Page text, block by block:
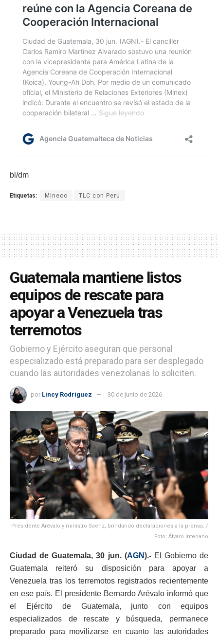
bl/dm
Etiquetas: Mineco TLC con Perú
Guatemala mantiene listos
equipos de rescate para
apoyar a Venezuela tras
terremotos
Gobierno y Ejército aseguran que personal
especializado está preparado para ser desplegado
cuando las autoridades venezolanas lo soliciten.
por Lincy Rodríguez 30 de junio de 2026
Presidente Arévalo y ministro Saenz, brindando declaraciones a la prensa. /
Foto: Álvaro Interiano
Ciudad de Guatemala, 30 jun. (AGN).- El Gobierno de
Guatemala reiteró su disposición para apoyar a
Venezuela tras los terremotos registrados recientemente
en ese país. El presidente Bernardo Arévalo informó que
el Ejército de Guatemala, junto con equipos
especializados de rescate y búsqueda, permanece
preparado para movilizarse en cuanto las autoridades